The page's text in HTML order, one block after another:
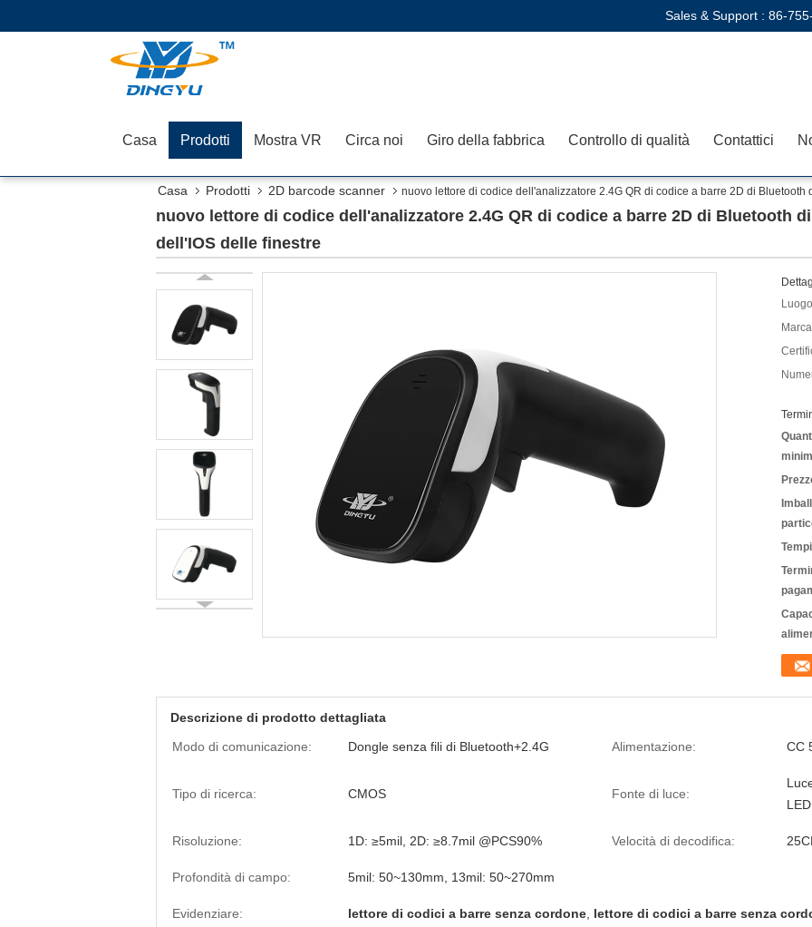
Sales & Support : 86-
Casa Prodotti Mostra VR Circa noi Giro della fabbrica Controllo di qualità Contattici
Casa Prodotti 2D barcode scanner
nuovo lettore di codice dell'analizzatore 2.4G QR di codice a barre 2D di
finestre
nuovo lettore di codice dell'analizzatore 2.4G QR di codice a barre 2D di Bluetooth
dell'IOS delle finestre
Descrizione di prodotto dettagliata
Modo di comunicazione:
Dongle senza fili di Bluetooth+2.4G Alimentazione: CC
Tipo di ricerca: CMOS Fonte di luce:
Risoluzione: 1D: ≥5mil, 2D: ≥8.7mil @PCS90% Velocità di decodifica:
Profondità di campo: 5mil: 50~130mm, 13mil: 50~270mm
Evidenziare: lettore di codici a barre senza cordone lettore di codici a barre senza